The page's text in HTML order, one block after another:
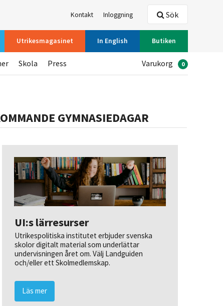
Kontakt Inloggning
Utrikesmagasinet In English Butiken
Sök
Skola Press Varukorg 0
GYMNASIEDAGAR
UI:s lärresurser
Utrikespolitiska institutet erbjuder svenska
skolor digitalt material som underlättar
undervisningen året om. Välj Landguiden
och/eller ett Skolmedlemskap.
Läs mer